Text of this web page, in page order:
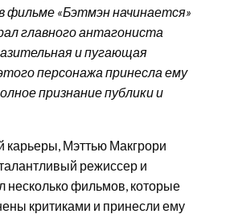
фильме «Бэтмэн начинается»
главного антагониста
и пугающая
персонажа принесла ему
признание публики и
карьеры, Мэттью Макгрори
режиссер и
несколько фильмов, которые
критиками и принесли ему